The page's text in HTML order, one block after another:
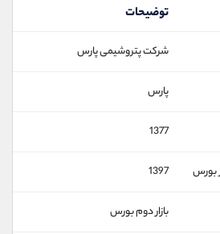
توضیحات
شرکت پتروشیمی پارس
پارس
1377
1397
بازار دوم بورس
@Armteam_admin_33